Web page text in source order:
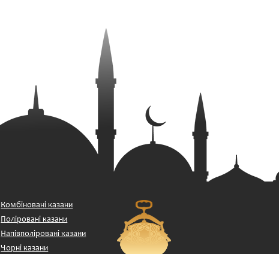
Комбіновані казани
Поліровані казани
Напівполіровані казани
Чорні казани